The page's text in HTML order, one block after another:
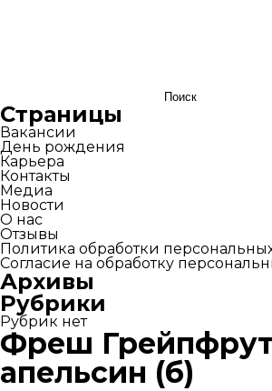
Страницы
Вакансии
День рождения
Карьера
Контакты
Медиа
Новости
О нас
Отзывы
Политика обработки
Согласие на обработку
Архивы
Рубрики
Рубрик нет
Фреш
апельсин (б)